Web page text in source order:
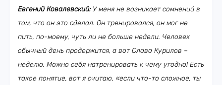
Евгений Ковалевский:У меня не возникает сомнений в
том, что он это сделал. Он тренировался, он мог не
пить, по-моему, чуть ли не больше недели. Человек
обычный день продержится, а вот Слава Курилов –
неделю. Можно себя натренировать к чему угодно! Есть
такое понятие, вот я считаю, «если что-то сложное, ты